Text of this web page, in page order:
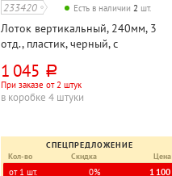
233420 Есть в наличии2 шт.
Лоток вертикальный, 240мм, 3
отд., пластик, черный, с
1 045 руб.
При заказе от 2 штук
в коробке 4 штуки
СПЕЦПРЕДЛОЖЕНИЕ
Кол-во
Скидка Цена
от 1 шт. 0%
1 100